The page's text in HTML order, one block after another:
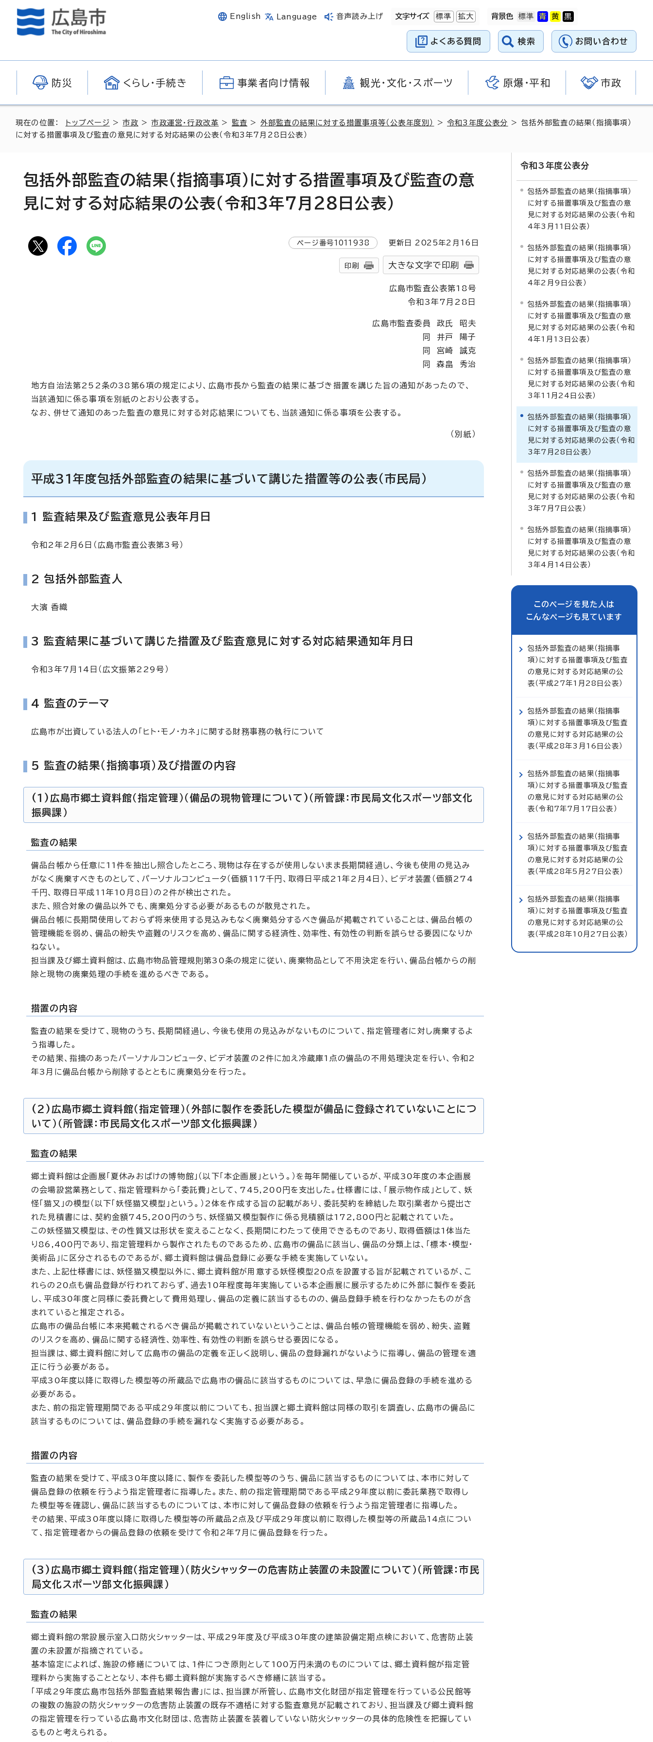
English Language 音声読み上げ 文字サイズ 標準 拡大 背景色
よくある質問 検索 お問い合わせ
防災 くらし・手続き 事業者向け情報 観光・文化・スポーツ 原爆・平和 市政
現在の位置： トップページ >市政 >市政運営・行政改革 > 監査 > 外部監査の結果に対する措置事項等（公表年度別） >令和3年度公表分 > 包括外部監査の結果（指摘事項）
に対する措置事項及び監査の意見に対する対応結果の公表（令和3年7月28日公表）
包括外部監査の結果（指摘事項）に対する措置事項及び監査の意
見に対する対応結果の公表（令和3年7月28日公表）
ページ番号1011938 更新日 2025年2月 16 日
印刷 大きな文字で印刷
広島市監査公表第18号
令和3年7月28日
広島市監査委員 政氏 昭夫
同 井戸 陽子
同 宮崎 誠克
同 森畠 秀治
地方自治法第252条の38第6項の規定により、広島市長から監査の結果に基づき措置を講じた旨の通知があったので、
当該通知に係る事項を別紙のとおり公表する。
なお、併せて通知のあった監査の意見に対する対応結果についても、当該通知に係る事項を公表する。
（別紙）
平成31年度包括外部監査の結果に基づいて講じた措置等の公表（市民局）
1 監査結果及び監査意見公表年月日
令和2年2月6日（広島市監査公表第3号）
2 包括外部監査人
大濱 香織
3 監査結果に基づいて講じた措置及び監査意見に対する対応結果通知年月日
令和3年7月14日（広文振第229号）
4 監査のテーマ
広島市が出資している法人の「ヒト・モノ・カネ」に関する財務事務の執行について
5 監査の結果（指摘事項）及び措置の内容
(1)広島市郷土資料館（指定管理）（備品の現物管理について)（所管課：市民局文化スポーツ部文化
振興課）
監査の結果
備品台帳から任意に11件を抽出し照合したところ、現物は存在するが使用しないまま長期間経過し、今後も使用の見込み
がなく廃棄すべきものとして、パーソナルコンピュータ（価額117千円、取得日平成21年2月4日）、ビデオ装置（価額274
千円、取得日平成11年10月8日）の2件が検出された。
また、照合対象の備品以外でも、廃棄処分する必要があるものが散見された。
備品台帳に長期間使用しておらず将来使用する見込みもなく廃棄処分するべき備品が掲載されていることは、備品台帳の
管理機能を弱め、備品の紛失や盗難のリスクを高め、備品に関する経済性、効率性、有効性の判断を誤らせる要因になりか
ねない。
担当課及び郷土資料館は、広島市物品管理規則第30条の規定に従い、廃棄物品として不用決定を行い、備品台帳からの削
除と現物の廃棄処理の手続を進めるべきである。
措置の内容
監査の結果を受けて、現物のうち、長期間経過し、今後も使用の見込みがないものについて、指定管理者に対し廃棄するよ
う指導した。
その結果、指摘のあったパーソナルコンピュータ、ビデオ装置の2件に加え冷蔵庫1点の備品の不用処理決定を行い、令和2
年3月に備品台帳から削除するとともに廃棄処分を行った。
(2)広島市郷土資料館（指定管理）（外部に製作を委託した模型が備品に登録されていないことにつ
いて）（所管課：市民局文化スポーツ部文化振興課）
監査の結果
郷土資料館は企画展「夏休みおばけの博物館」（以下「本企画展」という。）を毎年開催しているが、平成30年度の本企画展
の会場設営業務として、指定管理料から「委託費」として、745,200円を支出した。仕様書には、「展示物作成」として、妖
怪「猫又」の模型（以下「妖怪猫又模型」という。）2体を作成する旨の記載があり、委託契約を締結した取引業者から提出さ
れた見積書には、契約金額745,200円のうち、妖怪猫又模型製作に係る見積額は172,800円と記載されていた。
この妖怪猫又模型は、その性質又は形状を変えることなく、長期間にわたって使用できるものであり、取得価額は1体当た
り86,400円であり、指定管理料から製作されたものであるため、広島市の備品に該当し、備品の分類上は、「標本・模型・
美術品」に区分されるものであるが、郷土資料館は備品登録に必要な手続を実施していない。
また、上記仕様書には、妖怪猫又模型以外に、郷土資料館が用意する妖怪模型20点を設置する旨が記載されているが、こ
れらの20点も備品登録が行われておらず、過去10年程度毎年実施している本企画展に展示するために外部に製作を委託
し、平成30年度と同様に委託費として費用処理し、備品の定義に該当するものの、備品登録手続を行わなかったものが含
まれていると推定される。
広島市の備品台帳に本来掲載されるべき備品が掲載されていないということは、備品台帳の管理機能を弱め、紛失、盗難
のリスクを高め、備品に関する経済性、効率性、有効性の判断を誤らせる要因になる。
担当課は、郷土資料館に対して広島市の備品の定義を正しく説明し、備品の登録漏れがないように指導し、備品の管理を適
正に行う必要がある。
平成30年度以降に取得した模型等の所蔵品で広島市の備品に該当するものについては、早急に備品登録の手続を進める
必要がある。
また、前の指定管理期間である平成29年度以前についても、担当課と郷土資料館は同様の取引を調査し、広島市の備品に
該当するものについては、備品登録の手続を漏れなく実施する必要がある。
措置の内容
監査の結果を受けて、平成30年度以降に、製作を委託した模型等のうち、備品に該当するものについては、本市に対して
備品登録の依頼を行うよう指定管理者に指導した。また、前の指定管理期間である平成29年度以前に委託業務で取得し
た模型等を確認し、備品に該当するものについては、本市に対して備品登録の依頼を行うよう指定管理者に指導した。
その結果、平成30年度以降に取得した模型等の所蔵品2点及び平成29年度以前に取得した模型等の所蔵品14点につい
て、指定管理者からの備品登録の依頼を受けて令和2年7月に備品登録を行った。
(3)広島市郷土資料館（指定管理）（防火シャッターの危害防止装置の未設置について）（所管課：市民
局文化スポーツ部文化振興課）
監査の結果
郷土資料館の常設展示室入口防火シャッターは、平成29年度及び平成30年度の建築設備定期点検において、危害防止装
置の未設置が指摘されている。
基本協定によれば、施設の修繕については、1件につき原則として100万円未満のものについては、郷土資料館が指定管
理料から実施することとなり、本件も郷土資料館が実施するべき修繕に該当する。
「平成29年度広島市包括外部監査結果報告書」には、担当課が所管し、広島市文化財団が指定管理を行っている公民館等
の複数の施設の防火シャッターの危害防止装置の既存不適格に対する監査意見が記載されており、担当課及び郷土資料館
の指定管理を行っている広島市文化財団は、危害防止装置を装着していない防火シャッターの具体的危険性を把握してい
るものと考えられる。
令和3年度公表分
包括外部監査の結果（指摘事項）
に対する措置事項及び監査の意
見に対する対応結果の公表（令和
4年3月11日公表）
包括外部監査の結果（指摘事項）
に対する措置事項及び監査の意
見に対する対応結果の公表（令和
4年2月9日公表）
包括外部監査の結果（指摘事項）
に対する措置事項及び監査の意
見に対する対応結果の公表（令和
4年1月13日公表）
包括外部監査の結果（指摘事項）
に対する措置事項及び監査の意
見に対する対応結果の公表（令和
3年11月24日公表）
包括外部監査の結果（指摘事項）
に対する措置事項及び監査の意
見に対する対応結果の公表（令和
3年7月28日公表）
包括外部監査の結果（指摘事項）
に対する措置事項及び監査の意
見に対する対応結果の公表（令和
3年7月7日公表）
包括外部監査の結果（指摘事項）
に対する措置事項及び監査の意
見に対する対応結果の公表（令和
3年4月14日公表）
このページを見た人は
こんなページも見ています
包括外部監査の結果（指摘事
項）に対する措置事項及び監査
の意見に対する対応結果の公
表（平成27年1月28日公表）
包括外部監査の結果（指摘事
項）に対する措置事項及び監査
の意見に対する対応結果の公
表（平成28年3月16日公表）
包括外部監査の結果（指摘事
項）に対する措置事項及び監査
の意見に対する対応結果の公
表（令和7年7月17日公表）
包括外部監査の結果（指摘事
項）に対する措置事項及び監査
の意見に対する対応結果の公
表（平成28年5月27日公表）
包括外部監査の結果（指摘事
項）に対する措置事項及び監査
の意見に対する対応結果の公
表（平成28年10月27日公表）